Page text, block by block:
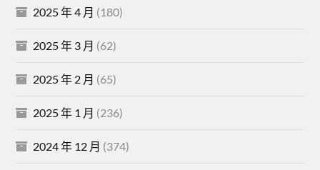
2025 年 4 月 (180)
2025 年 3 月 (62)
2025 年 2 月 (65)
2025 年 1 月 (236)
2024 年 12 月 (374)